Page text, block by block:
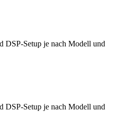
DSP-Setup je nach Modell und
DSP-Setup je nach Modell und